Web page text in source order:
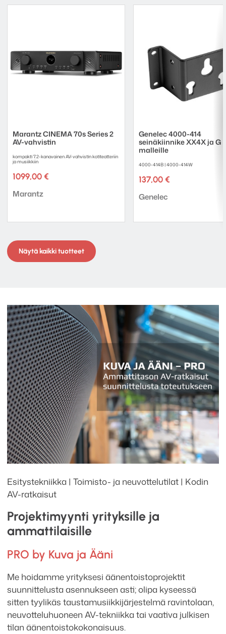
Marantz CINEMA 70s Series 2
AV-vahvistin
kompakti 7.2-kanavainen AV-vahvistin kotiteatteriin
ja musiikkiin
1099,00 €
Tuotemerkki:
Marantz
Genelec 4000-414
seinäkiinnike XX4X ja G
malleille
4000-414B | 4000-414W
137,00 €
Tuotemerkki:
Genelec
Näytä kaikki tuotteet
Esitystekniikka | Toimisto- ja neuvottelutilat | Kodin
AV-ratkaisut
Projektimyynti yrityksille ja
ammattilaisille
PRO by Kuva ja Ääni
Me hoidamme yrityksesi äänentoistoprojektit
suunnittelusta asennukseen asti; olipa kyseessä
sitten tyylikäs taustamusiikkijärjestelmä ravintolaan,
neuvotteluhuoneen AV-tekniikka tai vaativa julkisen
tilan äänentoistokokonaisuus.